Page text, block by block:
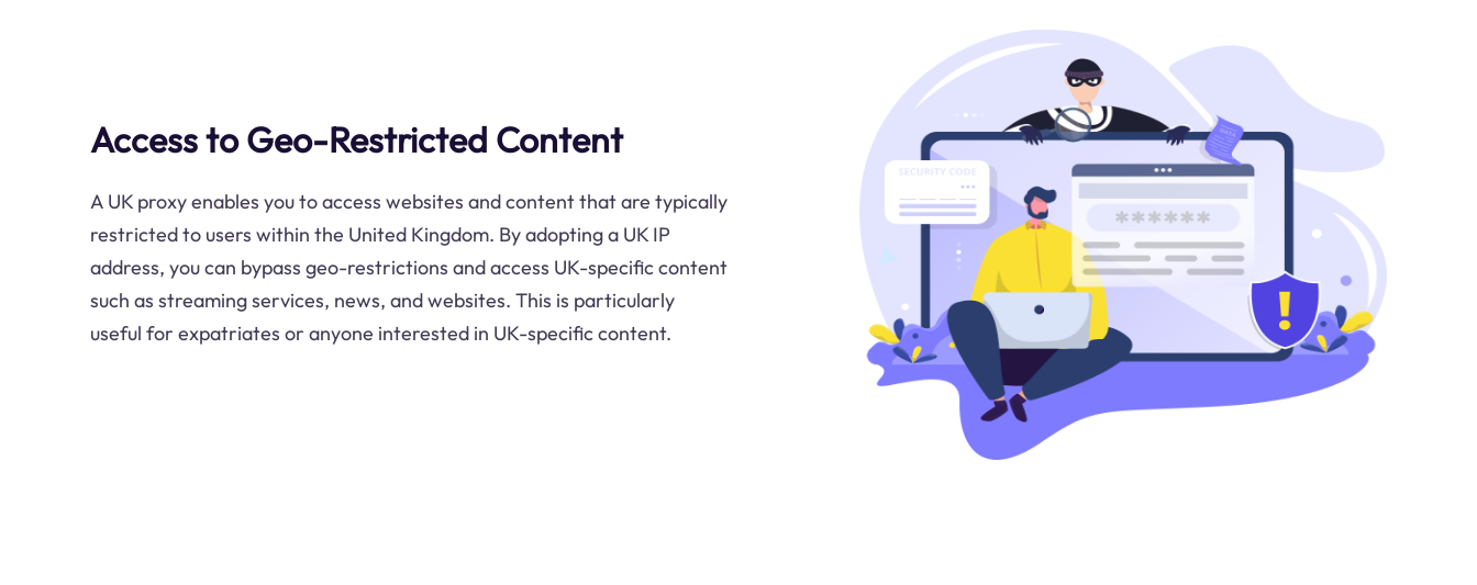
Access to Geo-Restricted Content
A UK proxy enables you to access websites and content that are typically
restricted to users within the United Kingdom. By adopting a UK IP
address, you can bypass geo-restrictions and access UK-specific content
such as streaming services, news, and websites. This is particularly
useful for expatriates or anyone interested in UK-specific content.